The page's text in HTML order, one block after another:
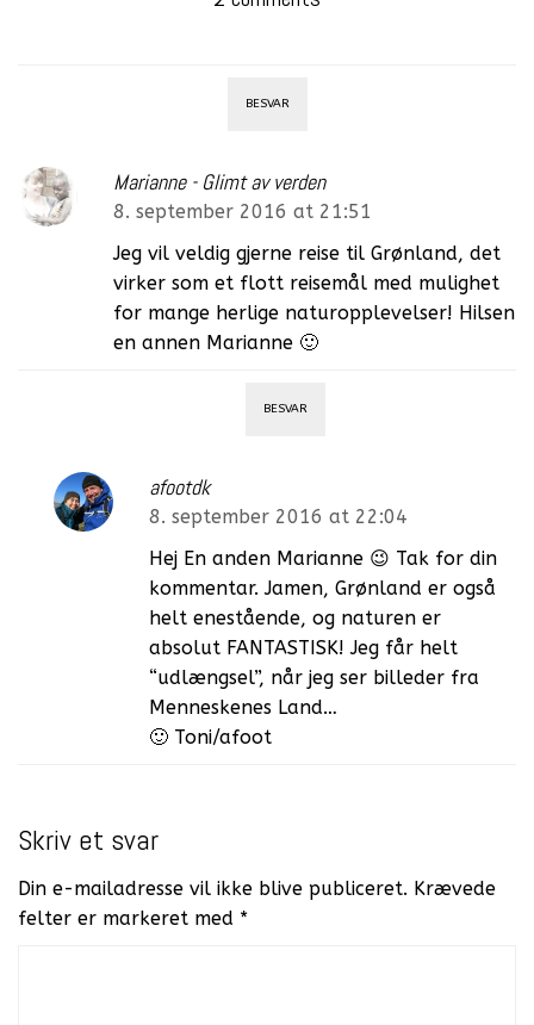
BESVAR
Marianne - Glimt av verden
8. september 2016 at 21:51
Jeg vil veldig gjerne reise til Grønland, det
virker som et flott reisemål med mulighet
for mange herlige naturopplevelser! Hilsen
en annen Marianne 🙂
BESVAR
afootdk
8. september 2016 at 22:04
Hej En anden Marianne 😉 Tak for din
kommentar. Jamen, Grønland er også
helt enestående, og naturen er
absolut FANTASTISK! Jeg får helt
“udlængsel”, når jeg ser billeder fra
Menneskenes Land…
🙂 Toni/afoot
Skriv et svar
Din e-mailadresse vil ikke blive publiceret. Krævede
felter er markeret med *